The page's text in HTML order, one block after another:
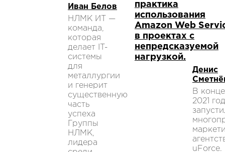
Иван Белов
НЛМК ИТ —
команда,
которая
делает IT-
системы
для
металлургии
и генерит
существенную
часть
успеха
Группы
НЛМК,
лидера
практика
использования
Amazon Web
в проектах с
непредсказуемой
нагрузкой.
Денис
В конце
2021
uForce.